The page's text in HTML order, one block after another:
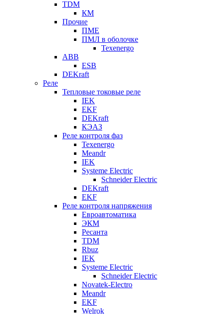
TDM
КМ
Прочие
ПМЕ
ПМЛ в оболочке
Texenergo
ABB
ESB
DEKraft
Реле
Тепловые токовые реле
IEK
EKF
DEKraft
КЭАЗ
Реле контроля фаз
Texenergo
Meandr
IEK
Systeme Electric
Schneider Electric
DEKraft
EKF
Реле контроля напряжения
Евроавтоматика
ЭКМ
Ресанта
TDM
Rbuz
IEK
Systeme Electric
Schneider Electric
Novatek-Electro
Meandr
EKF
Welrok